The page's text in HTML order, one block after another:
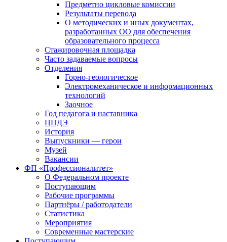
Предметно цикловые комиссии
Результаты перевода
О методических и иных документах,
разработанных ОО для обеспечения
образовательного процесса
Стажировочная площадка
Часто задаваемые вопросы
Отделения
Горно-геологическое
Электромеханическое и информационных
технологий
Заочное
Год педагога и наставника
ЦПДЭ
История
Выпускники — герои
Музей
Вакансии
ФП «Профессионалитет»
О Федеральном проекте
Поступающим
Рабочие программы
Партнёры / работодатели
Статистика
Мероприятия
Современные мастерские